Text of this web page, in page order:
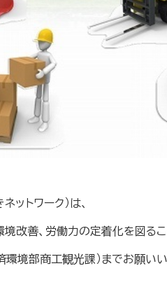
トワーク）は、
改善、労働力の定着化を図るこ
境部商工観光課）までお願いい